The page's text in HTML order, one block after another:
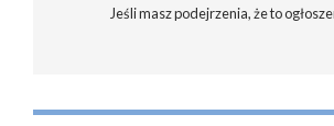
Jeśli masz podejrzenia, że to